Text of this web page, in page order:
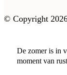
© Copyright
De zomer is in
moment van